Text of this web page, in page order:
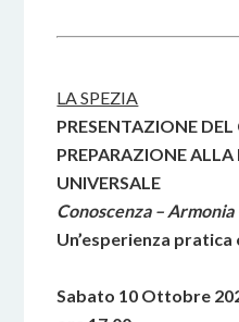
LA SPEZIA
PRESENTAZIONE
PREPARAZIONE
UNIVERSALE
Conoscenza – Armonia
Un’esperienza
Sabato 10 Ottobre